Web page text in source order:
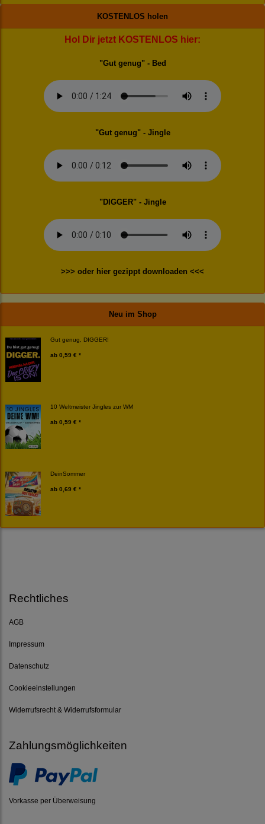
KOSTENLOS holen
Hol Dir jetzt KOSTENLOS hier:
"Gut genug" - Bed
"Gut genug" - Jingle
"DIGGER" - Jingle
>>> oder hier gezippt downloaden <<<
Neu im Shop
Gut genug, DIGGER!
ab 0,59 € *
10 Weltmeister Jingles zur WM
ab 0,59 € *
DeinSommer
ab 0,69 € *
Rechtliches
AGB
Impressum
Datenschutz
Cookieeinstellungen
Widerrufsrecht & Widerrufsformular
Zahlungsmöglichkeiten
Vorkasse per Überweisung